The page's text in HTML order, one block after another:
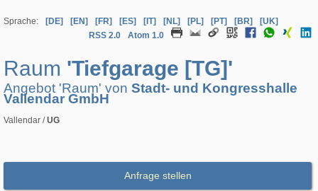
Sprache: [DE] [EN] [FR] [ES] [IT] [NL] [PL] [PT] [BR]
[UK]
RSS 2.0
Atom 1.0
Raum 'Tiefgarage [TG]'
Angebot 'Raum' von Stadt- und Kongresshalle
Vallendar GmbH
Vallendar /UG
Anfrage stellen